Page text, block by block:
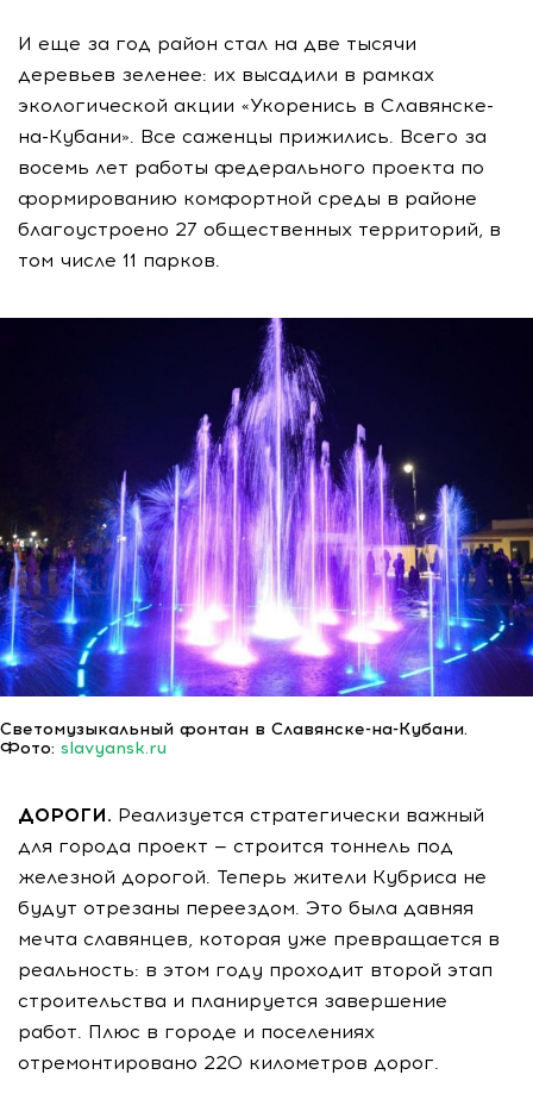
И еще за год район стал на две тысячи
деревьев зеленее: их высадили в рамках
экологической акции «Укоренись в Славянске-
на-Кубани». Все саженцы прижились. Всего за
восемь лет работы федерального проекта по
формированию комфортной среды в районе
благоустроено 27 общественных территорий, в
том числе 11 парков.
Светомузыкальный фонтан в Славянске-на-Кубани.
Фото: slavyansk.ru
ДОРОГИ. Реализуется стратегически важный
для города проект — строится тоннель под
железной дорогой. Теперь жители Кубриса не
будут отрезаны переездом. Это была давняя
мечта славянцев, которая уже превращается в
реальность: в этом году проходит второй этап
строительства и планируется завершение
работ. Плюс в городе и поселениях
отремонтировано 220 километров дорог.